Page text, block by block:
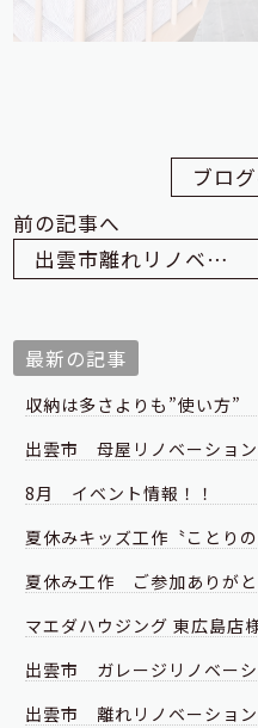
ブロ
前の記事へ
出雲市離れリノベーション工事Ｓ様邸 施主検査でした
最新の記事
収納は多さよりも”使い方”
出雲市 母屋リノベーショ
8月 イベント情報！！
夏休みキッズ工作〝ことり
夏休み工作 ご参加ありがと
マエダハウジング 東広島店
出雲市 ガレージリノベー
出雲市 離れリノベーショ